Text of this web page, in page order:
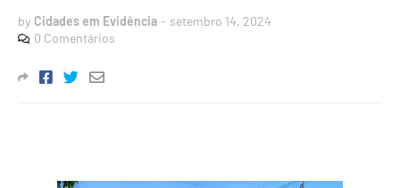
by Cidades em Evidência - setembro 14, 2024
0 Comentários